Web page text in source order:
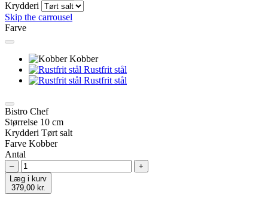
Krydderi
Skip the carrousel
Farve
Kobber
Rustfrit stål
Rustfrit stål
Bistro Chef
Størrelse 10 cm
Krydderi Tørt salt
Farve Kobber
Antal
–
+
Læg i kurv
379,00 kr.